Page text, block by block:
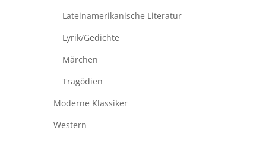
Lateinamerikanische Literatur
Lyrik/Gedichte
Märchen
Tragödien
Moderne Klassiker
Western